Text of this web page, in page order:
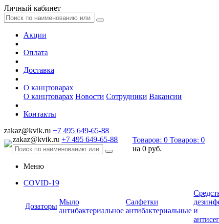
Личный кабинет
Акции
Оплата
Доставка
О канцтоварах
О канцтоварах Новости Сотрудники Вакансии
Контакты
zakaz@kvik.ru +7 495 649-65-88
zakaz@kvik.ru +7 495 649-65-88 Товаров: 0 Товаров: 0
на 0 руб.
Меню
COVID-19
Дозаторы
Мыло
антибактериальное
Салфетки
антибактериальные и